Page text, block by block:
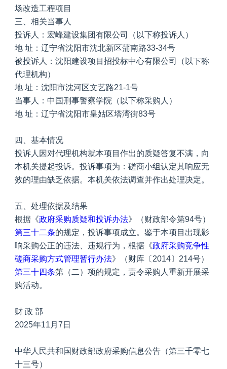
场改造工程项目
三、相关当事人
投诉人：宏峰建设集团有限公司（以下称投诉人）
地 址：辽宁省沈阳市沈北新区蒲南路33-34号
被投诉人：沈阳建设项目招投标中心有限公司（以下称
代理机构）
地 址：沈阳市沈河区文艺路21-1号
当事人：中国刑事警察学院（以下称采购人）
地 址：辽宁省沈阳市皇姑区塔湾街83号
四、基本情况
投诉人因对代理机构就本项目作出的质疑答复不满，向
本机关提起投诉。投诉事项为：磋商小组认定其响应无
效的理由缺乏依据。本机关依法调查并作出处理决定。
五、处理依据及结果
根据《政府采购质疑和投诉办法》（财政部令第94号）
第三十二条的规定，投诉事项成立。鉴于本项目出现影
响采购公正的违法、违规行为，根据《政府采购竞争性
磋商采购方式管理暂行办法》（财库〔2014〕214号）
第三十四条第（二）项的规定，责令采购人重新开展采
购活动。
财 政 部
2025年11月7日
中华人民共和国财政部政府采购信息公告（第三千零七
十三号）